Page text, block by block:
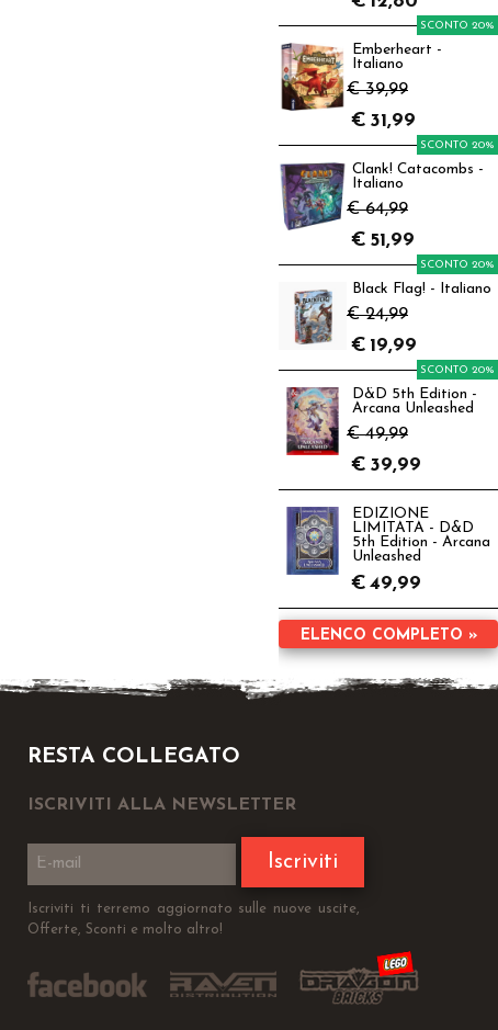
Emberheart -
Italiano
€ 39,99
SCONTO 20%
€ 31,99
Clank! Catacombs -
Italiano
€ 64,99
SCONTO 20%
€ 51,99
Black Flag! - Italiano
€ 24,99
SCONTO 20%
€ 19,99
D&D 5th Edition -
Arcana Unleashed
€ 49,99
SCONTO 20%
€ 39,99
EDIZIONE
LIMITATA - D&D
5th Edition - Arcana
Unleashed
€ 49,99
ELENCO COMPLETO »
RESTA COLLEGATO
ISCRIVITI ALLA NEWSLETTER
Iscriviti
Iscriviti ti terremo aggiornato sulle nuove uscite,
Offerte, Sconti e molto altro!